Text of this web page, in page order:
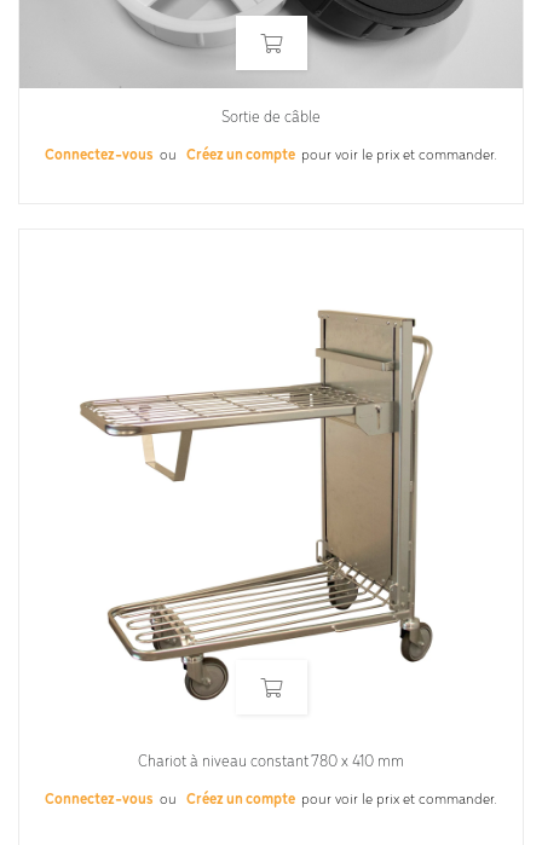
Sortie de câble
Connectez-vous ou Créez un compte pour voir le prix et commander.
Chariot à niveau constant 780 x 410 mm
Connectez-vous ou Créez un compte pour voir le prix et commander.